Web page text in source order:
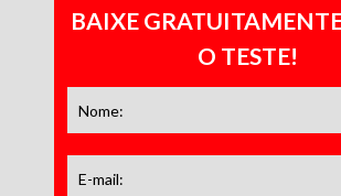
BAIXE
O TESTE!